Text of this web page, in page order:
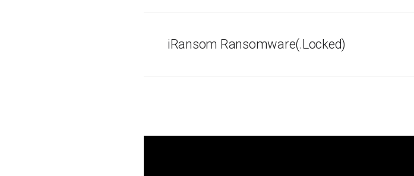
iRansom Ransomware(.Locked)